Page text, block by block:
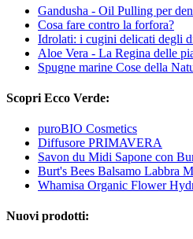
Gandusha - Oil Pulling per
Cosa fare contro la forfora?
Idrolati: i cugini delicati degli
Aloe Vera - La Regina delle
Spugne marine Cose della
Scopri Ecco Verde:
puroBIO Cosmetics
Diffusore PRIMAVERA
Savon du Midi Sapone con
Burt's Bees Balsamo Labbra
Whamisa Organic Flower
Nuovi prodotti: